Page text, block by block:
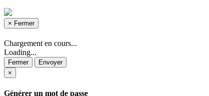
× Fermer
Chargement en cours...
Loading...
Fermer
Envoyer
×
Générer un mot de passe